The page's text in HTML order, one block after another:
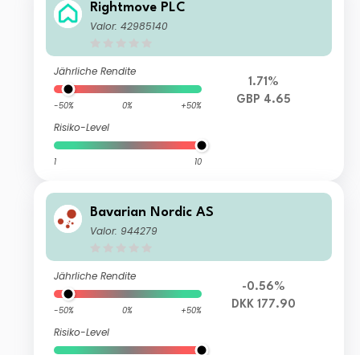
Rightmove PLC
Valor: 42985140
Jährliche Rendite
-50% 0% +50%
Risiko-Level
1 10
1.71%
GBP 4.65
Bavarian Nordic AS
Valor: 944279
Jährliche Rendite
-50% 0% +50%
Risiko-Level
-0.56%
DKK 177.90